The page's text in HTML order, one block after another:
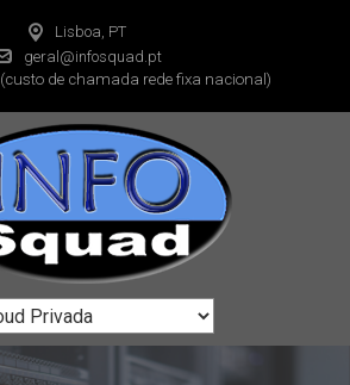
Lisboa, PT
geral@infosquad.pt
(custo de chamada rede fixa nacional)